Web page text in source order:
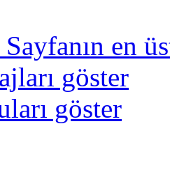
Sayfanın en
göster
göster